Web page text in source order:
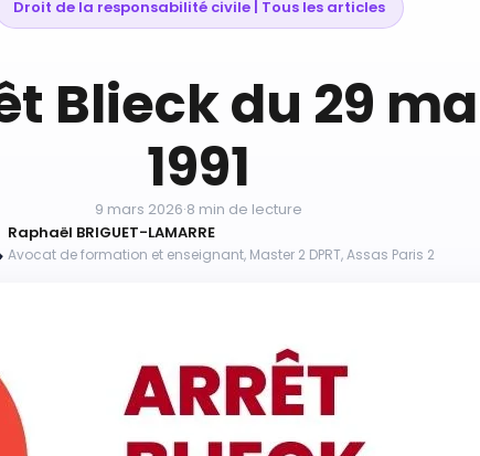
Droit de la responsabilité civile | Tous les articles
Blieck du 29
1991
9 mars 2026·8 min de lecture
Raphaël BRIGUET-LAMARRE
Avocat de formation et enseignant, Master 2 DPRT, Assas Paris 2